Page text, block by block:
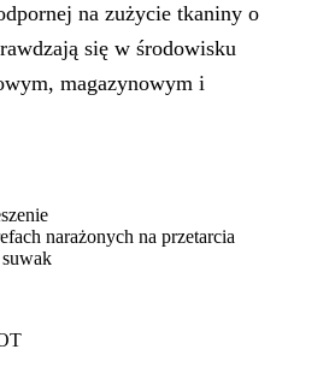
na zużycie tkaniny o
się w środowisku
magazynowym i
narażonych na przetarcia